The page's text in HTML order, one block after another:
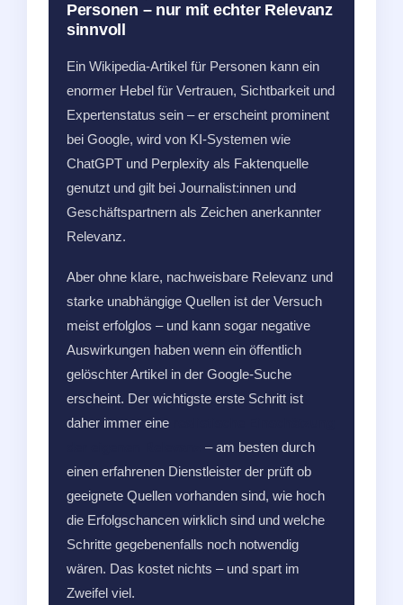
Personen – nur mit echter Relevanz
sinnvoll
Ein Wikipedia-Artikel für Personen kann ein
enormer Hebel für Vertrauen, Sichtbarkeit und
Expertenstatus sein – er erscheint prominent
bei Google, wird von KI-Systemen wie
ChatGPT und Perplexity als Faktenquelle
genutzt und gilt bei Journalist:innen und
Geschäftspartnern als Zeichen anerkannter
Relevanz.
Aber ohne klare, nachweisbare Relevanz und
starke unabhängige Quellen ist der Versuch
meist erfolglos – und kann sogar negative
Auswirkungen haben wenn ein öffentlich
gelöschter Artikel in der Google-Suche
erscheint. Der wichtigste erste Schritt ist
daher immer eine
– am besten durch
einen erfahrenen Dienstleister der prüft ob
geeignete Quellen vorhanden sind, wie hoch
die Erfolgschancen wirklich sind und welche
Schritte gegebenenfalls noch notwendig
wären. Das kostet nichts – und spart im
Zweifel viel.